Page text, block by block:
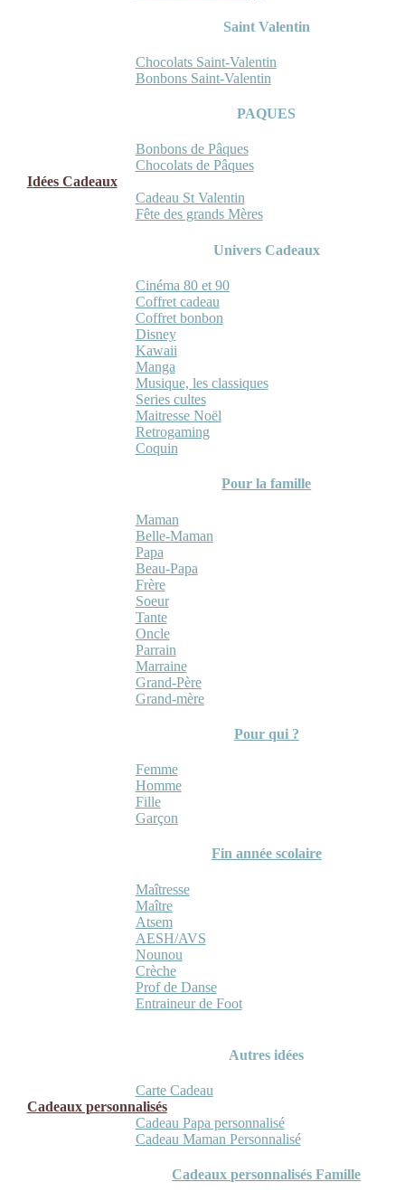
Saint Valentin
Chocolats Saint-Valentin
Bonbons Saint-Valentin
PAQUES
Bonbons de Pâques
Chocolats de Pâques
Idées Cadeaux
Cadeau St Valentin
Fête des grands Mères
Univers Cadeaux
Cinéma 80 et 90
Coffret cadeau
Coffret bonbon
Disney
Kawaii
Manga
Musique, les classiques
Series cultes
Maitresse Noël
Retrogaming
Coquin
Pour la famille
Maman
Belle-Maman
Papa
Beau-Papa
Frère
Soeur
Tante
Oncle
Parrain
Marraine
Grand-Père
Grand-mère
Pour qui ?
Femme
Homme
Fille
Garçon
Fin année scolaire
Maîtresse
Maître
Atsem
AESH/AVS
Nounou
Crèche
Prof de Danse
Entraineur de Foot
Autres idées
Carte Cadeau
Cadeaux personnalisés
Cadeau Papa personnalisé
Cadeau Maman Personnalisé
Cadeaux personnalisés Famille